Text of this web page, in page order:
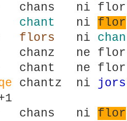
chans ni
chant ni flor
flors ni
chanz ne
chant ne
chantz ni jors
chans ni flor